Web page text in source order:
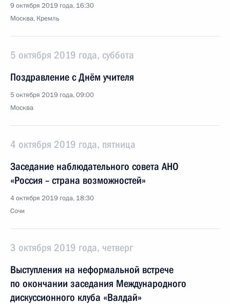
9 октября 2019 года, 16:30
Москва, Кремль
5 октября 2019 года, суббота
Поздравление с Днём учителя
5 октября 2019 года, 09:00
Москва
4 октября 2019 года, пятница
Заседание наблюдательного совета АНО
«Россия – страна возможностей»
4 октября 2019 года, 18:30
Сочи
3 октября 2019 года, четверг
Выступления на неформальной встрече
по окончании заседания Международного
дискуссионного клуба «Валдай»